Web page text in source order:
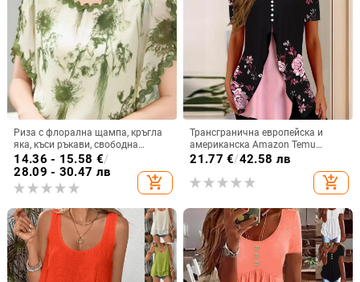
Риза с флорална щампа, кръгла
яка, къси ръкави, свободна
кройка, плат спандекс (50–70%)
14.36 - 15.58 €/
28.09 - 30.47 лв
add_shopping_cart
Трансгранична европейска и
американска Amazon Temu
Лятна нова дамска тениска с
деколте, фалшива
двукомпонентна копче и къс
21.77 €/42.58 лв
add_shopping_cart